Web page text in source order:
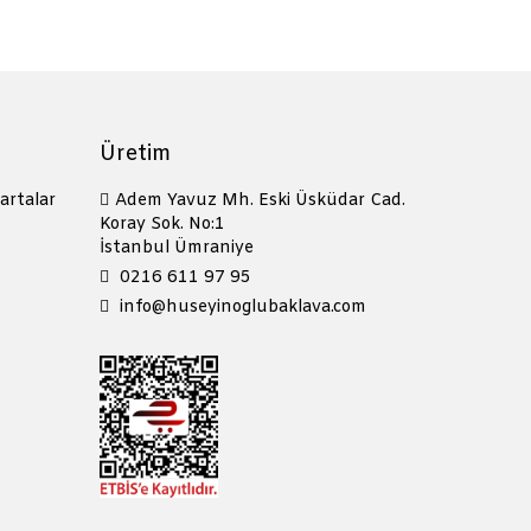
Üretim
Adem Yavuz Mh. Eski Üsküdar Cad.
Koray Sok. No:1
İstanbul Ümraniye
0216 611 97 95
info@huseyinoglubaklava.com